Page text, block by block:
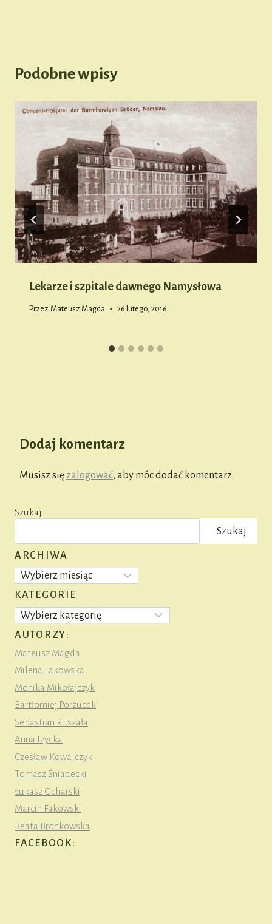
Podobne wpisy
Lekarze i szpitale dawnego Namysłowa
Przez Mateusz Magda 26 lutego, 2016
Dodaj komentarz
Musisz się zalogować, aby móc dodać komentarz.
Szukaj
Szukaj
ARCHIWA
Archiwa
KATEGORIE
Kategorie
AUTORZY:
Mateusz Magda
Milena Fakowska
Monika Mikołajczyk
Bartłomiej Porzucek
Sebastian Ruszała
Anna Iżycka
Czesław Kowalczyk
Tomasz Śniadecki
Łukasz Ocharski
Marcin Fakowski
Beata Bronkowska
FACEBOOK: